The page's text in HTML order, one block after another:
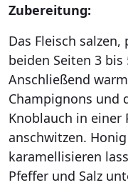
Zubereitung:
Das Fleisch
beiden Seiten 3
Anschließend
Champignons und
Knoblauch in einer
anschwitzen.
karamellisieren
Pfeffer und Salz